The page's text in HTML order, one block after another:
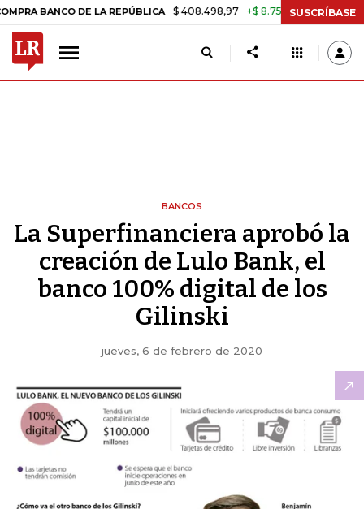
BANCO DE LA REPÚBLICA $ 408.498,97 +$ 8.753,81 +2,19% TASA
SUSCRÍBASE
BANCOS
La Superfinanciera aprobó la
creación de Lulo Bank, el
banco 100% digital de los
Gilinski
jueves, 6 de febrero de 2020